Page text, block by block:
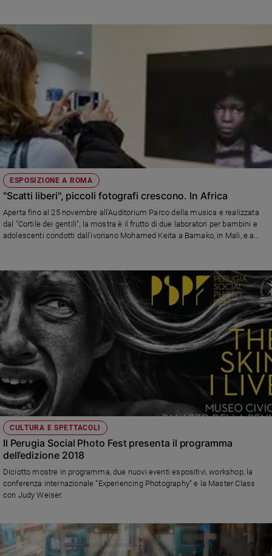
ESPOSIZIONE A ROMA
"Scatti liberi", piccoli fotografi crescono. In Africa
Aperta fino al 25 novembre all'Auditorium Parco della musica e realizzata
dal "Cortile dei gentili", la mostra è il frutto di due laboratori per bambini e
adolescenti condotti dall'ivoriano Mohamed Keita a Bamako, in Mali, e a
CULTURA E SPETTACOLI
Il Perugia Social Photo Fest presenta il programma
dell’edizione 2018
Diciotto mostre in programma, due nuovi eventi espositivi, workshop, la
conferenza internazionale “Experiencing Photography” e la Master Class
con Judy Weiser.